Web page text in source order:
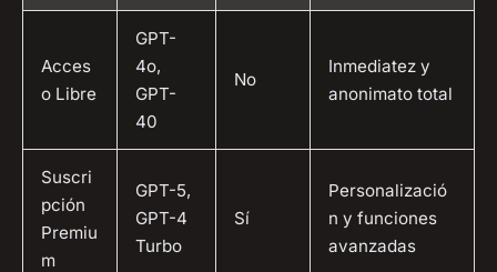
Acces
o Libre
GPT-
4o,
GPT-
40
No
Inmediatez y
anonimato total
Suscri
pción
Premiu
m
GPT-5,
GPT-4
Turbo
Sí
Personalizació
n y funciones
avanzadas